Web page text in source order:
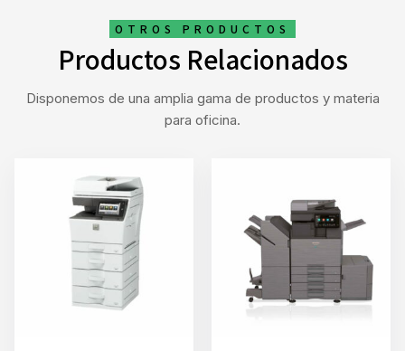
OTROS PRODUCTOS
Productos Relacionados
Disponemos de una amplia gama de productos y materia
para oficina.